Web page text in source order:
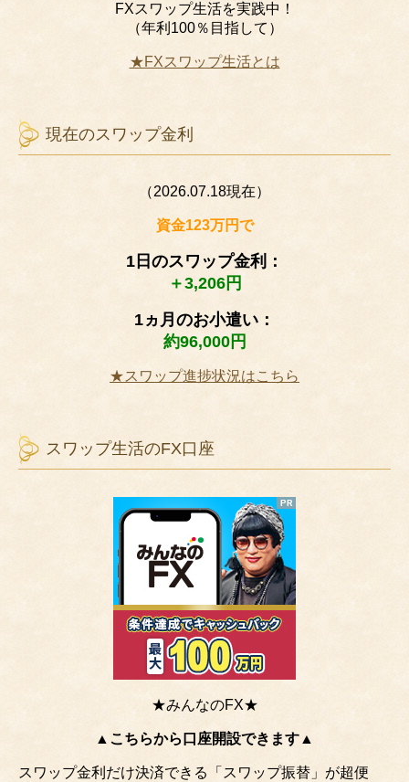
FXスワップ生活を実践中！
（年利100％目指して）
★FXスワップ生活とは
現在のスワップ金利
（2026.07.18現在）
資金123万円で
1日のスワップ金利：
＋3,206円
1ヵ月のお小遣い：
約96,000円
★スワップ進捗状況はこちら
スワップ生活のFX口座
★みんなのFX★
▲こちらから口座開設できます▲
スワップ金利だけ決済できる「スワップ振替」が超便